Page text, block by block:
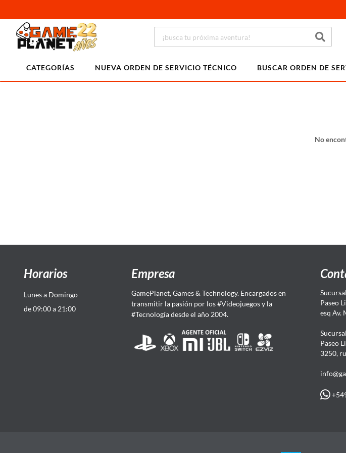
CATEGORÍAS NUEVA ORDEN DE SERVICIO TÉCNICO BUSCAR ORDEN DE
No
Horarios
Lunes a Domingo
de 09:00 a 21:00
Empresa
GamePlanet, Games & Technology. Encargados en
transmitir la pasión por los #Videojuegos y la
#Tecnología desde el año 2004.
Paseo
esq Av.
Paseo
3250,